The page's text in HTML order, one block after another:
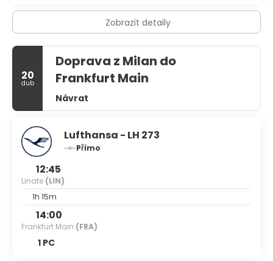
hledáte levnou módu, alternativní městskou dovolenou
nebo příležitost vyrazit na pařbu, Milán to nepochybně
zvládne.
Zobrazit detaily
20
dub
Doprava z Milan do
Frankfurt Main
Návrat
Lufthansa - LH 273
Přímo
12:45
Linate (LIN)
1h 15m
14:00
Frankfurt Main (FRA)
1 PC